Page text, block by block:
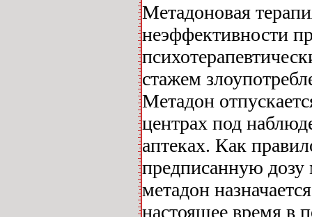
Метадоновая
неэффективности
стажем
Метадон
центрах под
аптеках. Как
предписанную дозу
метадон
настоящее время в